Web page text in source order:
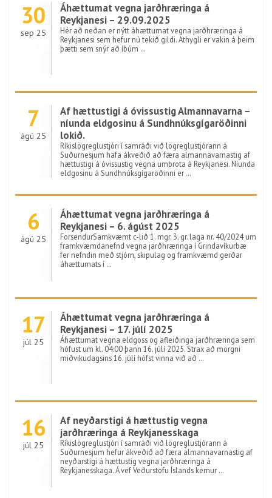
30
sep 25
Áhættumat vegna jarðhræringa á
Reykjanesi – 29.09.2025
Hér að neðan er nýtt áhættumat vegna jarðhræringa á
Reykjanesi sem hefur nú tekið gildi. Athygli er vakin á þeim
þætti sem snýr að íbúm …
7
ágú 25
Af hættustigi á óvissustig Almannavarna –
níunda eldgosinu á Sundhnúksgígaröðinni
lokið.
Ríkislögreglustjóri í samráði við lögreglustjórann á
Suðurnesjum hafa ákveðið að færa almannavarnastig af
hættustigi á óvissustig vegna umbrota á Reykjanesi. Níunda
eldgosinu á Sundhnúksgígaröðinni er …
6
ágú 25
Áhættumat vegna jarðhræringa á
Reykjanesi – 6. ágúst 2025
ForsendurSamkvæmt c-lið 1. mgr. 3. gr. laga nr. 40/2024 um
framkvæmdanefnd vegna jarðhræringa í Grindavíkurbæ
fer nefndin með stjórn, skipulag og framkvæmd gerðar
áhættumats í …
17
júl 25
Áhættumat vegna jarðhræringa á
Reykjanesi – 17. júlí 2025
Áhættumat vegna eldgoss og afleiðinga jarðhræringa sem
hófust um kl. 04:00 þann 16. júlí 2025. Strax að morgni
miðvikudagsins 16. júlí hófst vinna við að …
16
júl 25
Af neyðarstigi á hættustig vegna
jarðhræringa á Reykjanesskaga
Ríkislögreglustjóri í samráði við lögreglustjórann á
Suðurnesjum hefur ákveðið að færa almannavarnastig af
neyðarstigi á hættustig vegna jarðhræringa á
Reykjanesskaga. Á vef Veðurstofu Íslands kemur …